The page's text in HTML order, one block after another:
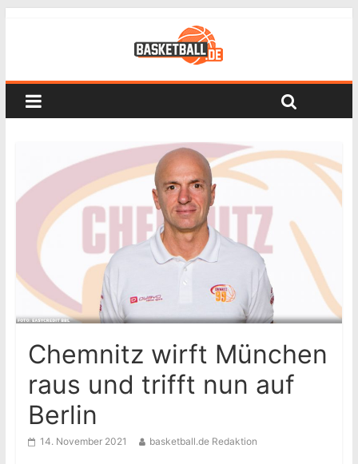
Chemnitz wirft München
raus und trifft nun auf
Berlin
14. November 2021 basketball.de Redaktion